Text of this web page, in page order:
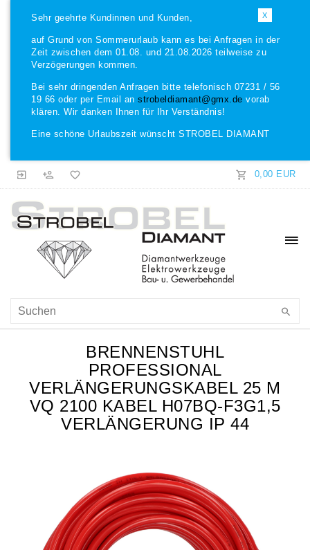
X
Sehr geehrte Kundinnen und Kunden,
auf Grund von Sommerurlaub kann es bei Anfragen in der
Zeit zwischen dem 01.08. und 21.08.2026 teilweise zu
Verzögerungen kommen.
Bei sehr dringenden Anfragen bitte telefonisch 07231 / 56
19 66 oder per Email an strobeldiamant@gmx.de vorab
klären. Wir danken Ihnen für Ihr Verständnis!
Eine schöne Urlaubszeit wünscht STROBEL DIAMANT
0,00 EUR
BRENNENSTUHL
PROFESSIONAL
VERLÄNGERUNGSKABEL 25 M
VQ 2100 KABEL H07BQ-F3G1,5
VERLÄNGERUNG IP 44